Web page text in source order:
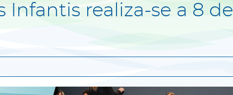
Infantis realiza-se a 8 de